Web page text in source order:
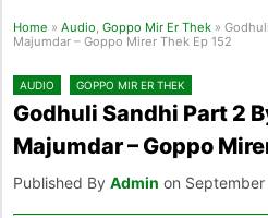
Home » Audio, Goppo Mir Er Thek »
Majumdar – Goppo Mirer Thek Ep 152
AUDIO GOPPO MIR ER THEK
Godhuli Sandhi Part 2
Majumdar – Goppo
Published By Admin on